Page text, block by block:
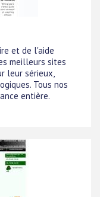
et de l'aide
meilleurs sites
leur sérieux,
Tous nos
entière.